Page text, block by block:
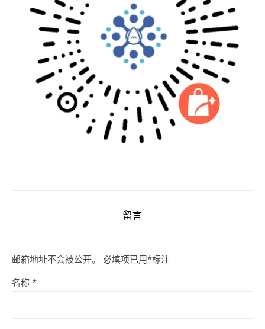
留言
邮箱地址不会被公开。 必填项已用*标注
名称 *